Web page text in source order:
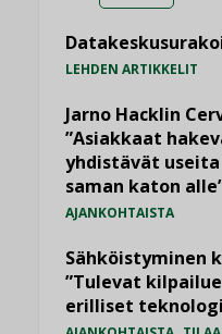
LEHDEN ARTIKKELIT
Jarno Hacklin
”Asiakkaat
yhdistävät
saman katon
AJANKOHTAISTA
Sähköistyminen
”Tulevat
erilliset